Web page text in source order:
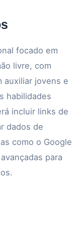
focado em
livre, com
auxiliar jovens e
habilidades
incluir links de
dados de
como o Google
para